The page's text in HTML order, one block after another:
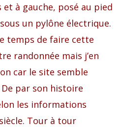
à gauche, posé au pied
un pylône électrique.
temps de faire cette
randonnée mais j’en
car le site semble
par son histoire
les informations
Tour à tour